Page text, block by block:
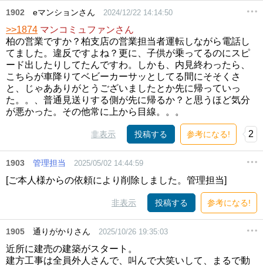
1902 eマンションさん 2024/12/22 14:14:50
>>1874 マンコミュファンさん
柏の営業ですか？柏支店の営業担当者運転しながら電話し
てました。違反ですよね？更に、子供が乗ってるのにスピ
ード出したりしてたんですわ。しかも、内見終わったら、
こちらが車降りてベビーカーサッとしてる間にそそくさ
と、じゃあありがとうございましたとか先に帰っていっ
た。。、普通見送りする側が先に帰るか？と思うほど気分
が悪かった。その他常に上から目線。。。
非表示 投稿する 参考になる! 2
1903 管理担当 2025/05/02 14:44:59
[ご本人様からの依頼により削除しました。管理担当]
非表示 投稿する 参考になる!
1905 通りがかりさん 2025/10/26 19:35:03
近所に建売の建築がスタート。
建方工事は全員外人さんで、叫んで大笑いして、まるで動